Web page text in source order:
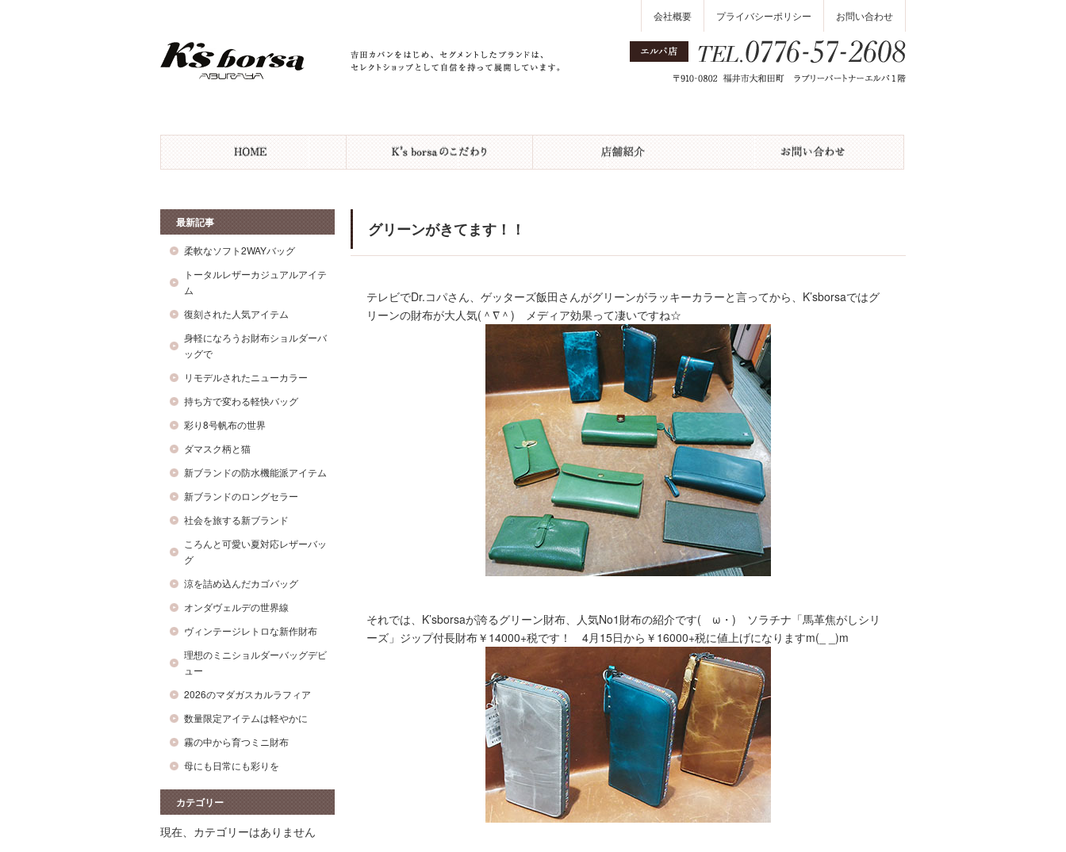
会社概要 プライバシーポリシー お問い合わせ
最新記事
柔軟なソフト2WAYバッグ
トータルレザーカジュアルアイテ
ム
復刻された人気アイテム
身軽になろうお財布ショルダーバ
ッグで
リモデルされたニューカラー
持ち方で変わる軽快バッグ
彩り8号帆布の世界
ダマスク柄と猫
新ブランドの防水機能派アイテム
新ブランドのロングセラー
社会を旅する新ブランド
ころんと可愛い夏対応レザーバッ
グ
涼を詰め込んだカゴバッグ
オンダヴェルデの世界線
ヴィンテージレトロな新作財布
理想のミニショルダーバッグデビ
ュー
2026のマダガスカルラフィア
数量限定アイテムは軽やかに
霧の中から育つミニ財布
母にも日常にも彩りを
カテゴリー
現在、カテゴリーはありません
グリーンがきてます！！
テレビでDr.コパさん、ゲッターズ飯田さんがグリーンがラッキーカラーと言ってから、K’sborsaではグ
リーンの財布が大人気(＾∇＾) メディア効果って凄いですね☆
それでは、K’sborsaが誇るグリーン財布、人気No1財布の紹介です(ゝω・) ソラチナ「馬革焦がしシリ
ーズ」ジップ付長財布￥14000+税です！ 4月15日から￥16000+税に値上げになりますm(_ _)m